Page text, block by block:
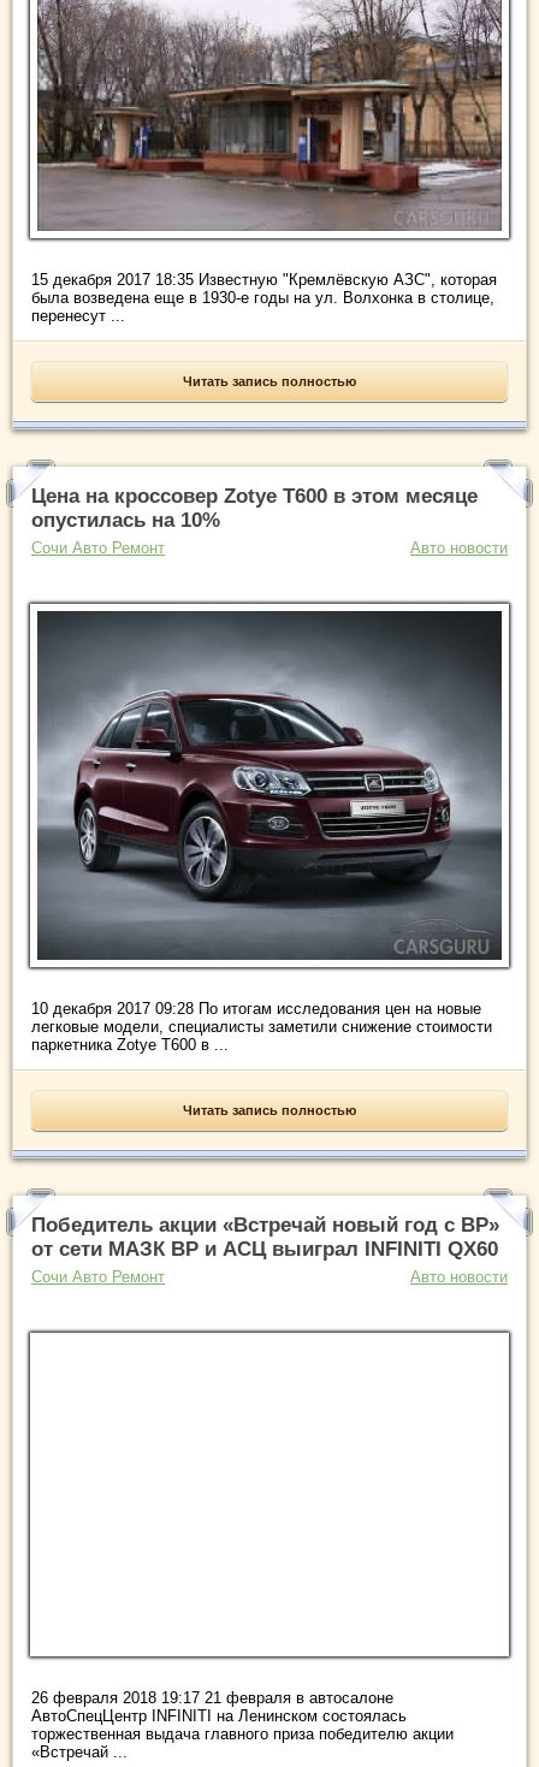
15 декабря 2017 18:35 Известную "Кремлёвскую АЗС", которая
была возведена еще в 1930-е годы на ул. Волхонка в столице,
перенесут ...
Читать запись полностью
Цена на кроссовер Zotye T600 в этом месяце
опустилась на 10%
Сочи Авто Ремонт Авто новости
10 декабря 2017 09:28 По итогам исследования цен на новые
легковые модели, специалисты заметили снижение стоимости
паркетника Zotye T600 в ...
Читать запись полностью
Победитель акции «Встречай новый год с BP»
от сети МАЗК BP и АСЦ выиграл INFINITI QX60
Сочи Авто Ремонт Авто новости
26 февраля 2018 19:17 21 февраля в автосалоне
АвтоСпецЦентр INFINITI на Ленинском состоялась
торжественная выдача главного приза победителю акции
«Встречай ...